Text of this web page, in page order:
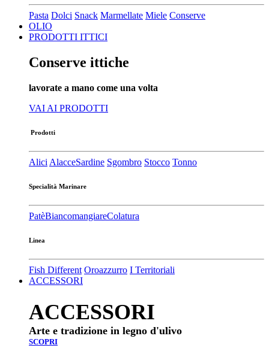
Pasta Dolci Snack Marmellate Miele Conserve
OLIO
PRODOTTI ITTICI
Conserve ittiche
lavorate a mano come una volta
VAI AI PRODOTTI
Prodotti
Alici AlacceSardine Sgombro Stocco Tonno
Specialità Marinare
Patè​BiancomangiareColatura
Linea
Fish Different Oroazzurro I Territoriali
ACCESSORI
ACCESSORI
Arte e tradizione in legno d'ulivo
SCOPRI